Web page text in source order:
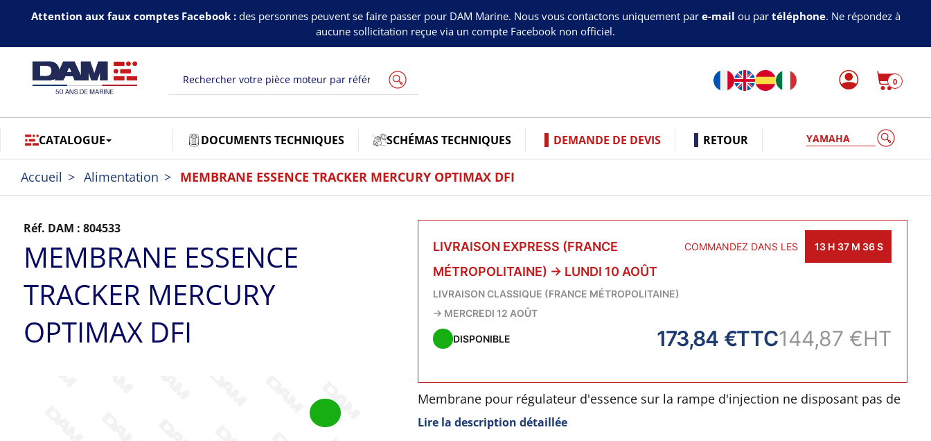
Attention aux faux comptes Facebook :des personnes peuvent se faire passer pour DAM Marine. Nous vous contactons uniquement par e-mail ou par téléphone. Ne répondez à
aucune sollicitation reçue via un compte Facebook non officiel.
0
CATALOGUE DOCUMENTS TECHNIQUES SCHÉMAS TECHNIQUES DEMANDE DE DEVIS RETOUR YA
Accueil Alimentation MEMBRANE ESSENCE TRACKER MERCURY OPTIMAX DFI
Réf. DAM :804533
MEMBRANE ESSENCE
TRACKER MERCURY
OPTIMAX DFI
LIVRAISON EXPRESS (FRANCE
MÉTROPOLITAINE) → LUNDI 10 AOÛT
LIVRAISON CLASSIQUE (FRANCE MÉTROPOLITAINE)
→ MERCREDI 12 AOÛT
COMMANDEZ DANS LES 13 H 37 M 35S
DISPONIBLE 173,84 €TTC144,87 €HT
Membrane pour régulateur d'essence sur la rampe d'injection ne disposant pas de
l'injecteur d'air ( babord ).
Lire la description détaillée